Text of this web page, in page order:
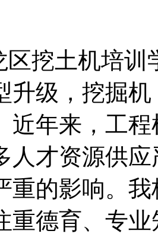
区挖土机培
升级，挖掘
近年来，工
人才资源供
重的影响。
重德育、专